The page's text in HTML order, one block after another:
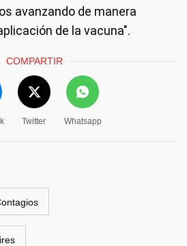
avanzando de manera
de la vacuna".
COMPARTIR
Twitter Whatsapp